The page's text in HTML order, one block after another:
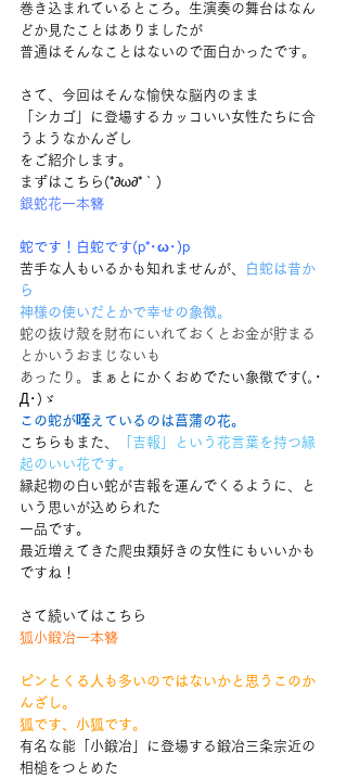
巻き込まれているところ。生演奏の舞台はなん
どか見たことはありましたが
普通はそんなことはないので面白かったです。
さて、今回はそんな愉快な脳内のまま
「シカゴ」に登場するカッコいい女性たちに合
うようなかんざし
をご紹介します。
まずはこちら(*∂ω∂*｀)
銀蛇花一本簪
蛇です！白蛇です(p*･ω･)p
苦手な人もいるかも知れませんが、
白蛇は昔か
ら
神様の使いだとかで幸せの象徴。
蛇の抜け殻を財布にいれておくとお金が貯まる
とかいうおまじないも
あったり。
まぁとにかくおめでたい象徴です(｡･
Д･)ゞ
この蛇が咥えているのは菖蒲の花。
こちらもまた、
「吉報」という花言葉を持つ縁
起のいい花です。
縁起物の白い蛇が吉報を運んでくるように、と
いう思いが込められた
一品です。
最近増えてきた爬虫類好きの女性にもいいかも
ですね！
さて続いてはこちら
狐小鍛冶一本簪
ピンとくる人も多いのではないかと思うこのか
んざし。
狐です、小狐です。
有名な能「小鍛冶」に登場する鍛冶三条宗近の
相槌をつとめた